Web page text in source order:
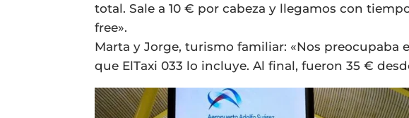
total. Sale a 10 € por cabeza y llegamos con
free».
Marta y Jorge, turismo familiar: «Nos preocupaba
que ElTaxi 033 lo incluye. Al final, fueron 35 €